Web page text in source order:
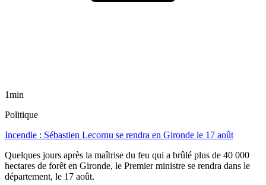
1min
Politique
Incendie : Sébastien Lecornu se rendra en Gironde le 17 août
Quelques jours après la maîtrise du feu qui a brûlé plus de 40 000
hectares de forêt en Gironde, le Premier ministre se rendra dans le
département, le 17 août.